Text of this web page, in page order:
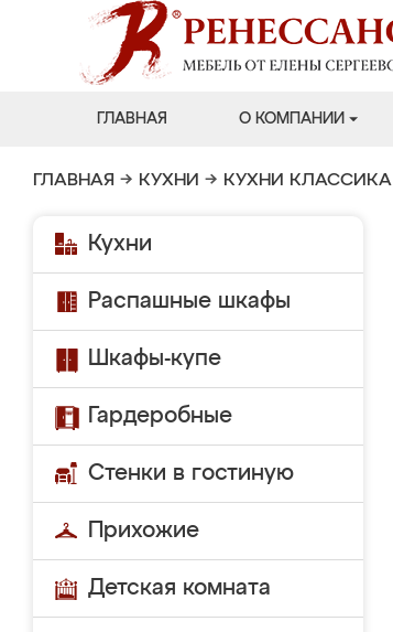
ГЛАВНАЯ О КОМПАНИИ
ГЛАВНАЯ → КУХНИ → КУХНИ КЛАССИКА
Кухни
Распашные шкафы
Шкафы-купе
Гардеробные
Стенки в гостиную
Прихожие
Детская комната